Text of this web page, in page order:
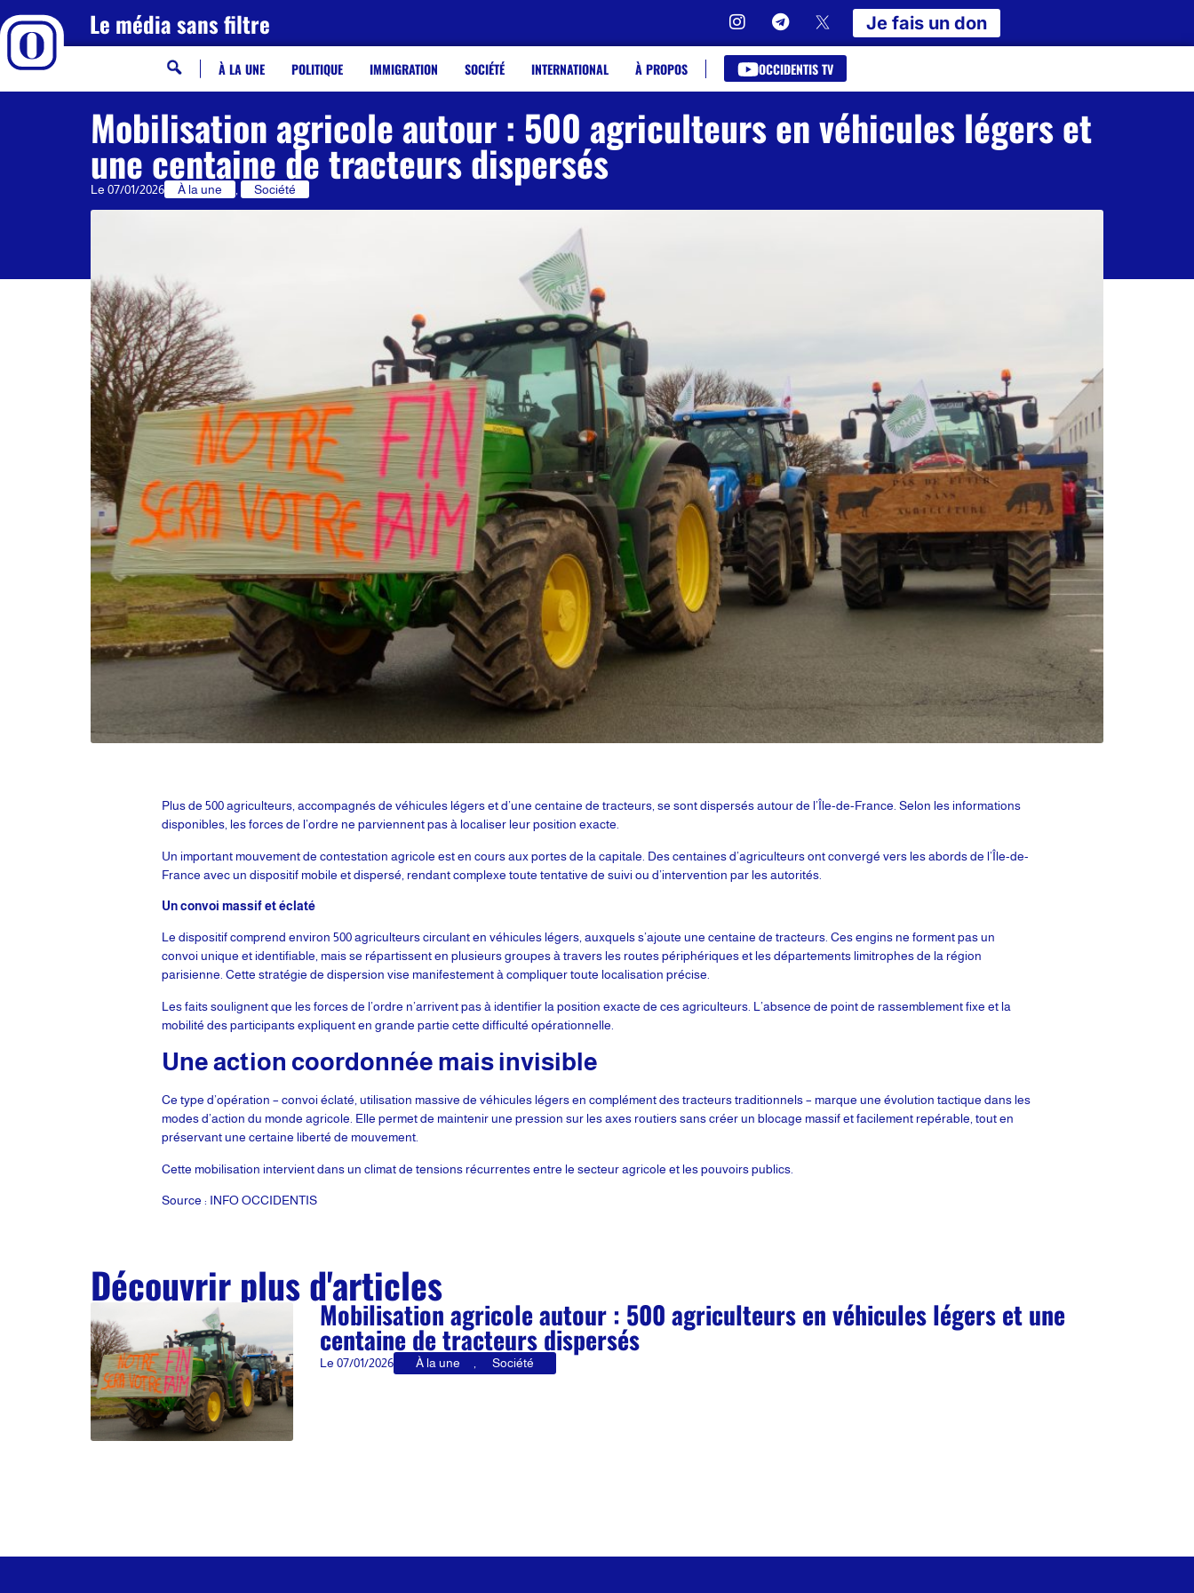
Le média sans filtre Je fais un don
À LA UNE POLITIQUE IMMIGRATION SOCIÉTÉ INTERNATIONAL À PROPOS OCCIDENTIS TV
Mobilisation agricole autour : 500 agriculteurs en véhicules légers et
une centaine de tracteurs dispersés
Le 07/01/2026 À la une Société
Plus de 500 agriculteurs, accompagnés de véhicules légers et d’une centaine de tracteurs, se sont dispersés autour de l’Île-de-France. Selon les informations
disponibles, les forces de l’ordre ne parviennent pas à localiser leur position exacte.
Un important mouvement de contestation agricole est en cours aux portes de la capitale. Des centaines d’agriculteurs ont convergé vers les abords de l’Île-de-
France avec un dispositif mobile et dispersé, rendant complexe toute tentative de suivi ou d’intervention par les autorités.
Un convoi massif et éclaté
Le dispositif comprend environ 500 agriculteurs circulant en véhicules légers, auxquels s’ajoute une centaine de tracteurs. Ces engins ne forment pas un
convoi unique et identifiable, mais se répartissent en plusieurs groupes à travers les routes périphériques et les départements limitrophes de la région
parisienne. Cette stratégie de dispersion vise manifestement à compliquer toute localisation précise.
Les faits soulignent que les forces de l’ordre n’arrivent pas à identifier la position exacte de ces agriculteurs. L’absence de point de rassemblement fixe et la
mobilité des participants expliquent en grande partie cette difficulté opérationnelle.
Une action coordonnée mais invisible
Ce type d’opération – convoi éclaté, utilisation massive de véhicules légers en complément des tracteurs traditionnels – marque une évolution tactique dans les
modes d’action du monde agricole. Elle permet de maintenir une pression sur les axes routiers sans créer un blocage massif et facilement repérable, tout en
préservant une certaine liberté de mouvement.
Cette mobilisation intervient dans un climat de tensions récurrentes entre le secteur agricole et les pouvoirs publics.
Source : INFO OCCIDENTIS
Découvrir plus d'articles
Mobilisation agricole autour : 500 agriculteurs en véhicules légers et une
centaine de tracteurs dispersés
Le 07/01/2026 À la une , Société